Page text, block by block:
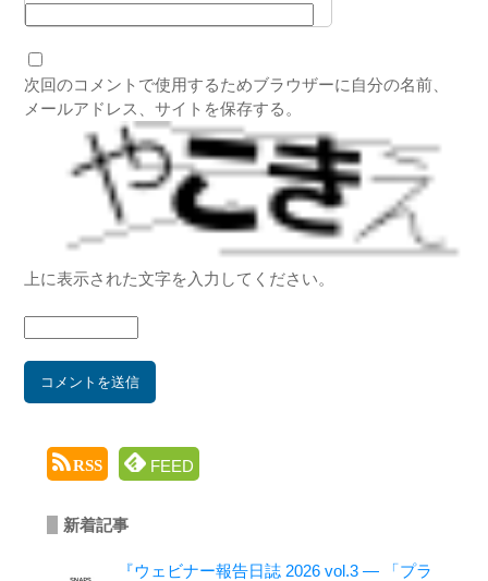
次回のコメントで使用するためブラウザーに自分の名前、
メールアドレス、サイトを保存する。
上に表示された文字を入力してください。
RSS FEED
新着記事
『ウェビナー報告日誌 2026 vol.3 ― 「プラ